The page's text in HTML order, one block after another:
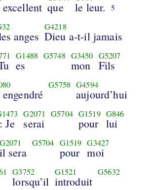
que le leur. 5
anges
G4218
Dieu a-t-il jamais
G1488
es
G5748 G3450
mon
G5207
Fils
engendré
G5758 G4594
aujourd’hui
: Je
G2071
serai
G5704 G1519
pour
G846
lui
G2071
il sera
G5704 G1519
pour
G3427
moi
G3752
lorsqu’il
G1521
introduit
G5632